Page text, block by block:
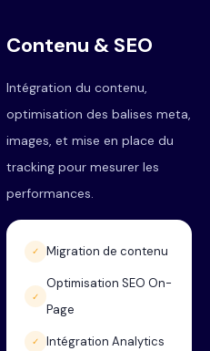
Contenu & SEO
Intégration du contenu,
optimisation des balises meta,
images, et mise en place du
tracking pour mesurer les
performances.
✓ Migration de contenu
✓
Optimisation SEO On-
Page
✓ Intégration Analytics